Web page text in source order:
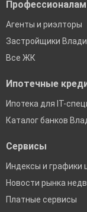
Профессионалам
Агенты и риэлторы
Застройщики
Все ЖК
Ипотечные
Ипотека для IT-
Каталог банков
Сервисы
Индексы и графики
Новости рынка
Платные сервисы